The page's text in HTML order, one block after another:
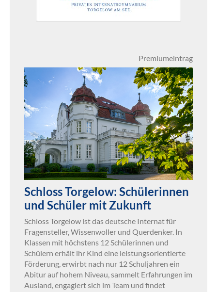
Premiumeintrag
Schloss Torgelow: Schülerinnen
und Schüler mit Zukunft
Schloss Torgelow ist das deutsche Internat für
Fragensteller, Wissenwoller und Querdenker. In
Klassen mit höchstens 12 Schülerinnen und
Schülern erhält ihr Kind eine leistungsorientierte
Förderung, erwirbt nach nur 12 Schuljahren ein
Abitur auf hohem Niveau, sammelt Erfahrungen im
Ausland, engagiert sich im Team und findet